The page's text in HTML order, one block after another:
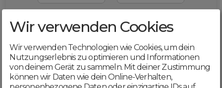
E-Mail
Mit deiner Registrierung bestätigst du,
dass du dieAGBund
Datenschutzerklärung akzeptierst
Wir verwenden Cookies
Wir verwenden Technologien wie Cookies, um dein
Nutzungserlebnis zu optimieren und Informationen
von deinem Gerät zu sammeln. Mit deiner Zustimmung
können wir Daten wie dein Online-Verhalten,